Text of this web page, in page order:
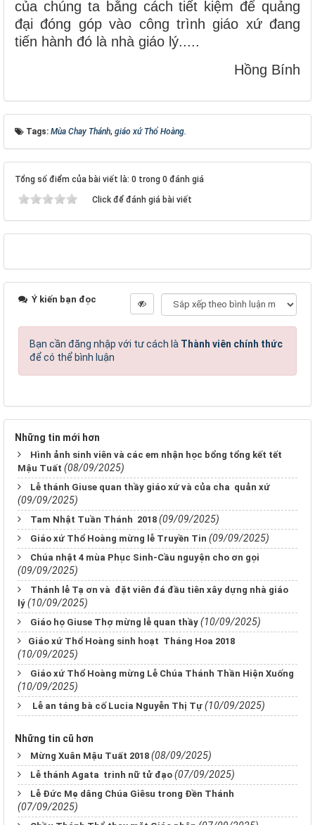
của chúng ta bằng cách tiết kiệm để quảng
đại đóng góp vào công trình giáo xứ đang
tiến hành đó là nhà giáo lý.....
Hồng Bính
Tags: Mùa Chay Thánh, giáo xứ Thổ Hoàng.
Tổng số điểm của bài viết là: 0 trong 0 đánh giá
Click để đánh giá bài viết
Ý kiến bạn đọc
Bạn cần đăng nhập với tư cách là Thành viên chính thức
để có thể bình luận
Những tin mới hơn
Hình ảnh sinh viên và các em nhận học bổng tổng kết tết
Mậu Tuất (08/09/2025)
Lễ thánh Giuse quan thầy giáo xứ và của cha quản xứ
(09/09/2025)
Tam Nhật Tuần Thánh 2018 (09/09/2025)
Giáo xứ Thổ Hoàng mừng lễ Truyền Tin (09/09/2025)
Chúa nhật 4 mùa Phục Sinh-Cầu nguyện cho ơn gọi
(09/09/2025)
Thánh lễ Tạ ơn và đặt viên đá đầu tiên xây dựng nhà giáo
lý (10/09/2025)
Giáo họ Giuse Thợ mừng lễ quan thầy (10/09/2025)
​​​​​​​Giáo xứ Thổ Hoàng sinh hoạt Tháng Hoa 2018
(10/09/2025)
Giáo xứ Thổ Hoàng mừng Lễ Chúa Thánh Thần Hiện Xuống
(10/09/2025)
Lễ an táng bà cố Lucia Nguyễn Thị Tự (10/09/2025)
Những tin cũ hơn
Mừng Xuân Mậu Tuất 2018 (08/09/2025)
Lễ thánh Agata trinh nữ tử đạo (07/09/2025)
Lễ Đức Mẹ dâng Chúa Giêsu trong Đền Thánh
(07/09/2025)